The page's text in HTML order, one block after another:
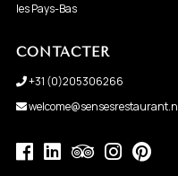
les Pays-Bas
CONTACTER
+31 (0)205306266